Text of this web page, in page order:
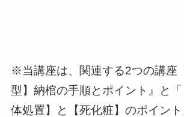
※当講座は、関連する2つの講座
型】納棺の手順とポイント』と
体処置】と【死化粧】のポイン